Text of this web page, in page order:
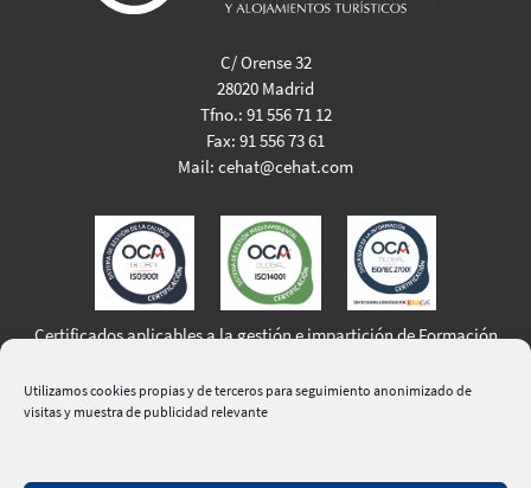
Utilizamos cookies propias y de terceros para seguimiento anonimizado de
visitas y muestra de publicidad relevante
C/ Orense 32
28020 Madrid
Tfno.: 91 556 71 12
Fax: 91 556 73 61
Mail: cehat@cehat.com
Certificados aplicables a la gestión e impartición de Formación